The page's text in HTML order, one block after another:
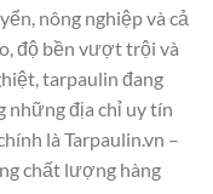
nông nghiệp và cả
độ bền vượt trội và
tarpaulin đang
những địa chỉ uy tín
là Tarpaulin.vn –
chất lượng hàng